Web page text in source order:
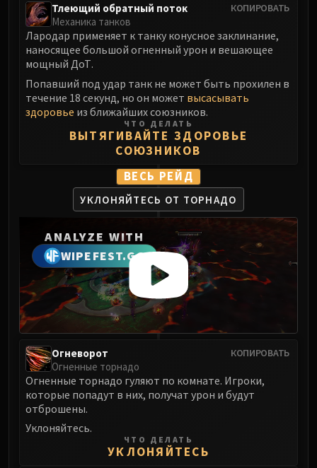
КОПИРОВАТЬ
Тлеющий обратный поток
Механика танков
Лародар применяет к танку конусное заклинание,
наносящее большой огненный урон и вешающее
мощный ДоТ.
Попавший под удар танк не может быть прохилен в
течение 18 секунд, но он может высасывать
здоровье из ближайших союзников.
ЧТО ДЕЛАТЬ
ВЫТЯГИВАЙТЕ ЗДОРОВЬЕ
СОЮЗНИКОВ
ВЕСЬ РЕЙД
УКЛОНЯЙТЕСЬ ОТ ТОРНАДО
ANALYZE WITH
WIPEFEST.GG
КОПИРОВАТЬ
Огневорот
Огненные торнадо
Огненные торнадо гуляют по комнате. Игроки,
которые попадут в них, получат урон и будут
отброшены.
Уклоняйтесь.
ЧТО ДЕЛАТЬ
УКЛОНЯЙТЕСЬ